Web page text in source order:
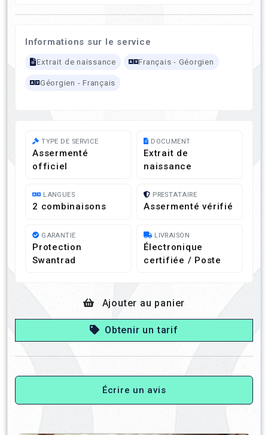
Informations sur le service
Extrait de naissance Français - Géorgien
Géorgien - Français
TYPE DE SERVICE
Assermenté
officiel
DOCUMENT
Extrait de
naissance
LANGUES
2 combinaisons
PRESTATAIRE
Assermenté vérifié
GARANTIE
Protection
Swantrad
LIVRAISON
Électronique
certifiée / Poste
Ajouter au panier
Obtenir un tarif
Écrire un avis